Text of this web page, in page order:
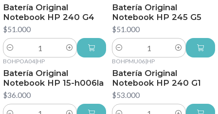
Batería Original
Notebook HP 240 G4
$51.000
Cantidad
Batería Original
Notebook HP 245 G5
$51.000
Cantidad
BOHPOA04|HP
Batería Original
Notebook HP 15-h006la
$36.000
BOHPMU06|HP
Batería Original
Notebook HP 240 G1
$53.000